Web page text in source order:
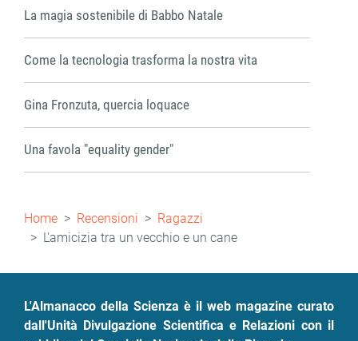
La magia sostenibile di Babbo Natale
Come la tecnologia trasforma la nostra vita
Gina Fronzuta, quercia loquace
Una favola "equality gender"
Briciole
di
pane
Home Recensioni
Ragazzi
L'amicizia tra un vecchio e un cane
L'Almanacco della Scienza è il web magazine curato
dall'Unità Divulgazione Scientifica e Relazioni con il